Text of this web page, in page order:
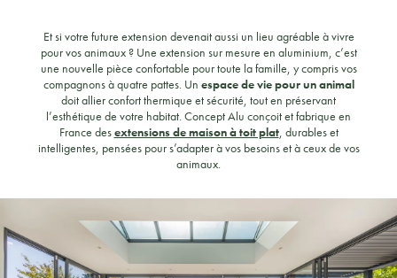
Et si votre future extension devenait aussi un lieu agréable à vivre
pour vos animaux ? Une extension sur mesure en aluminium, c’est
une nouvelle pièce confortable pour toute la famille, y compris vos
compagnons à quatre pattes. Un espace de vie pour un animal
doit allier confort thermique et sécurité, tout en préservant
l’esthétique de votre habitat. Concept Alu conçoit et fabrique en
France desextensions de maison à toit plat, durables et
intelligentes, pensées pour s’adapter à vos besoins et à ceux de vos
animaux.